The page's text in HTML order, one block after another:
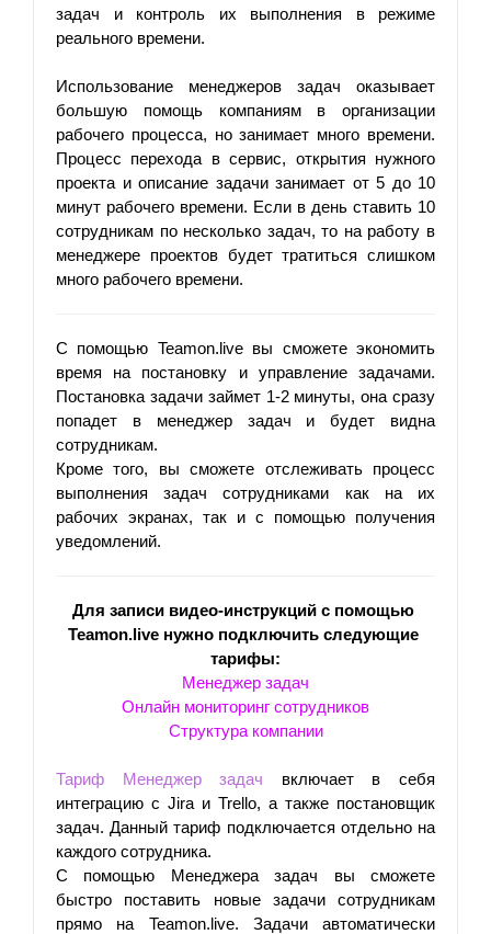
задач и контроль их выполнения в режиме
реального времени.
Использование менеджеров задач оказывает
большую помощь компаниям в организации
рабочего процесса, но занимает много времени.
Процесс перехода в сервис, открытия нужного
проекта и описание задачи занимает от 5 до 10
минут рабочего времени. Если в день ставить 10
сотрудникам по несколько задач, то на работу в
менеджере проектов будет тратиться слишком
много рабочего времени.
С помощью Teamon.live вы сможете экономить
время на постановку и управление задачами.
Постановка задачи займет 1-2 минуты, она сразу
попадет в менеджер задач и будет видна
сотрудникам.
Кроме того, вы сможете отслеживать процесс
выполнения задач сотрудниками как на их
рабочих экранах, так и с помощью получения
уведомлений.
Для записи видео-инструкций с помощью
Teamon.live нужно подключить следующие
тарифы:
Менеджер задач
Онлайн мониторинг сотрудников
Структура компании
Тариф Менеджер задач включает в себя
интеграцию с Jira и Trello, а также постановщик
задач. Данный тариф подключается отдельно на
каждого сотрудника.
С помощью Менеджера задач вы сможете
быстро поставить новые задачи сотрудникам
прямо на Teamon.live. Задачи автоматически